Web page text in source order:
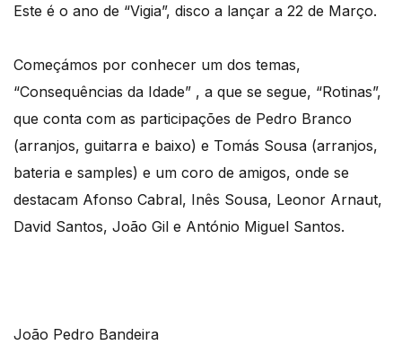
Este é o ano de “Vigia”, disco a lançar a 22 de Março.
Começámos por conhecer um dos temas,
“Consequências da Idade” , a que se segue, “Rotinas”,
que conta com as participações de Pedro Branco
(arranjos, guitarra e baixo) e Tomás Sousa (arranjos,
bateria e samples) e um coro de amigos, onde se
destacam Afonso Cabral, Inês Sousa, Leonor Arnaut,
David Santos, João Gil e António Miguel Santos.
João Pedro Bandeira